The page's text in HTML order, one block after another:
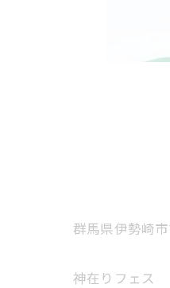
群馬県伊勢崎
神在りフェス